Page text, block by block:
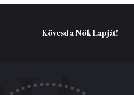
Kövesd a Nők Lapját!